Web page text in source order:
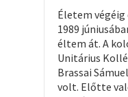
Életem
1989
éltem át. A
Unitárius
Brassai
volt. Előtte